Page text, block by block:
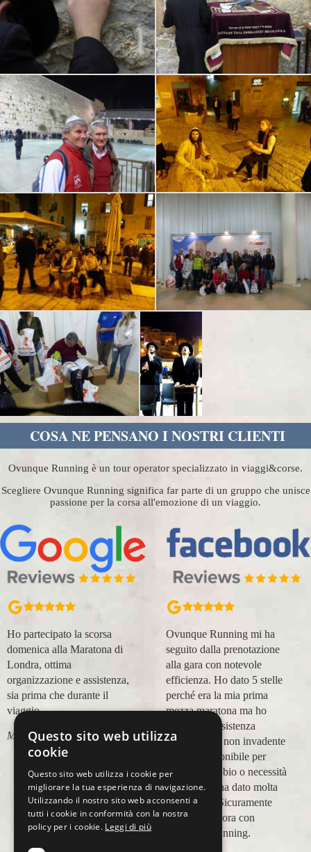
COSA NE PENSANO I NOSTRI CLIENTI
Ovunque Running è un tour operator specializzato in viaggi&corse.
Scegliere Ovunque Running significa far parte di un gruppo che unisce
passione per la corsa all'emozione di un viaggio.
Ho partecipato la scorsa
domenica alla Maratona di
Londra, ottima
organizzazione e assistenza,
sia prima che durante il
viaggio.
Marco Canigi
Ovunque Running mi ha
seguito dalla prenotazione
alla gara con notevole
efficienza. Ho dato 5 stelle
perché era la mia prima
mezza maratona ma ho
trovato un'assistenza
impeccabile, non invadente
e molto disponibile per
qualsiasi dubbio o necessità
e questo mi ha dato molta
tranquillità. Sicuramente
viaggerò ancora con
Ovunque Running.
Questo sito web utilizza
cookie
Questo sito web utilizza i cookie per
migliorare la tua esperienza di navigazione.
Utilizzando il nostro sito web acconsenti a
tutti i cookie in conformità con la nostra
policy per i cookie. Leggi di più